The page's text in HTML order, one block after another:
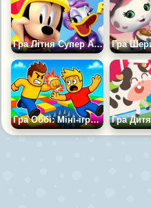
Гра Літня Супер Аркада Супер Аркада Дісней
Гра Оббі: Міні-ігри Проти 1000